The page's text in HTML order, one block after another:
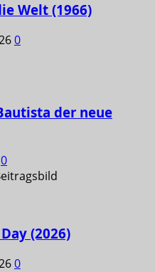
Welt (1966)
0
der neue
0
(2026)
0